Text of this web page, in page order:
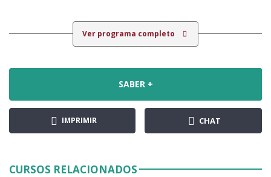
Ver programa completo
SABER +
IMPRIMIR CHAT
CURSOS RELACIONADOS